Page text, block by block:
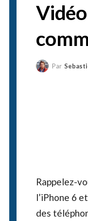
Par
Rappelez-
l’iPhone 6
des